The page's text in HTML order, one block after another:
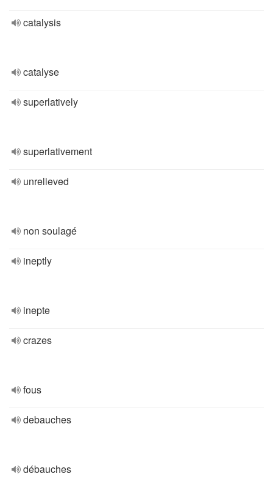
catalysis
catalyse
superlatively
superlativement
unrelieved
non soulagé
ineptly
inepte
crazes
fous
debauches
débauches